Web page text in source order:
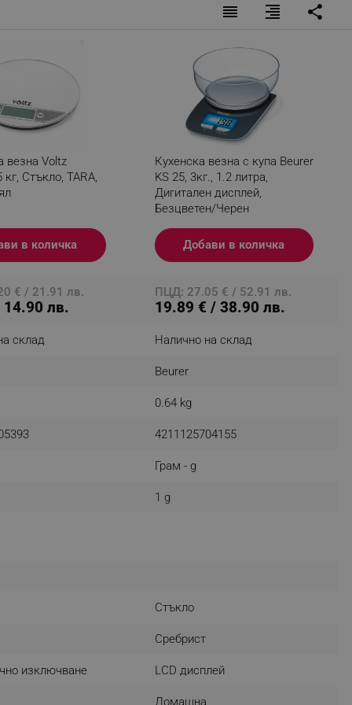
reorder format_align_right share
везна Voltz
кг, Стъкло, TARA,
в количка
Кухенска везна с купа Beurer
KS 25, 3кг., 1.2 литра,
Дигитален дисплей,
Безцветен/Черен
Добави в количка
€ / 21.91 лв.
лв.
ПЦД: 27.05 € / 52.91 лв.
19.89 € / 38.90 лв.
склад Налично на склад
Beurer
0.64 kg
4211125704155
Грам - g
1 g
Стъкло
Сребрист
изключване LCD дисплей
Домашна
visitors. The lifetime
visitor sessions
is asked for web push
is a test user and can
disabled tracking,
related cookies and local
specific data for
stored to be sent
banners clicked by the
which is cancelled
status and